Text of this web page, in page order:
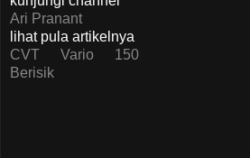
Ari Pranant
lihat pula artikelnya
CVT Vario 150
Berisik